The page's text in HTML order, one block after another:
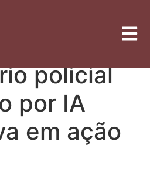
Decisão
uso
policial
por IA
em ação